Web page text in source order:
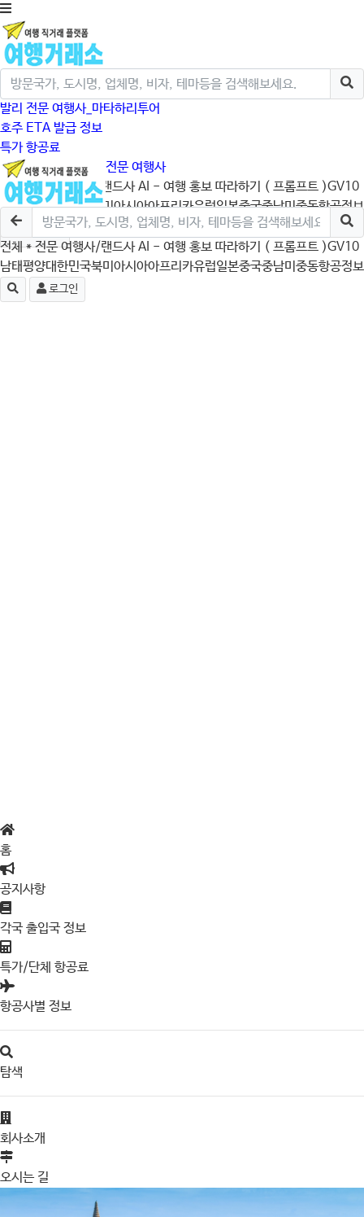
발리 전문 여행사_마타하리투어
호주 ETA 발급 정보
특가 항공료
크루즈/미국/캐나다 전문 여행사
전체 * 전문 여행사/랜드사AI - 여행 홍보 따라하기 ( 프롬프트 )GV10
남태평양대한민국북미아시아아프리카유럽일본중국중남미중동항공정보
로그인
전체 * 전문 여행사/랜드사AI - 여행 홍보 따라하기 ( 프롬프트 )GV10
남태평양대한민국북미 아시아아프리카유럽일본중국중남미 중동항공정보
로그인
홈
공지사항
각국 출입국 정보
특가/단체 항공료
항공사별 정보
탐색
회사소개
오시는 길